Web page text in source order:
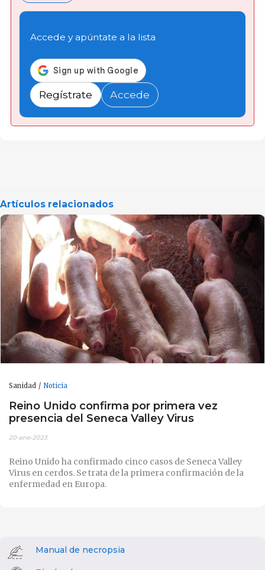
Accede y apúntate a la lista
Regístrate Accede
Artículos relacionados
Sanidad Noticia
Reino Unido confirma por primera vez
presencia del Seneca Valley Virus
20-ene-2023
Reino Unido ha confirmado cinco casos de Seneca Valley
Virus en cerdos. Se trata de la primera confirmación de la
enfermedad en Europa.
Manual de necropsia